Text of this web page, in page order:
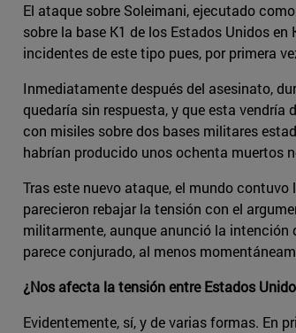
El ataque sobre Soleimani, ejecutado
sobre la base K1 de los Estados Unidos
incidentes de este tipo pues, por primera
Inmediatamente después del asesinato,
quedaría sin respuesta, y que esta vendría
con misiles sobre dos bases militares
habrían producido unos ochenta muertos
Tras este nuevo ataque, el mundo
parecieron rebajar la tensión con el
militarmente, aunque anunció la intención
parece conjurado, al menos
¿Nos afecta la tensión entre Estados
Evidentemente, sí, y de varias formas. En